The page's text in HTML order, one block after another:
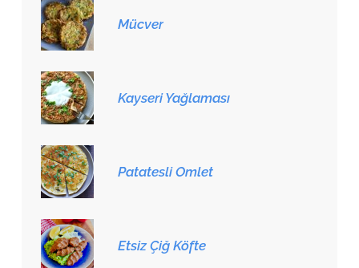
Mücver
Kayseri Yağlaması
Patatesli Omlet
Etsiz Çiğ Köfte